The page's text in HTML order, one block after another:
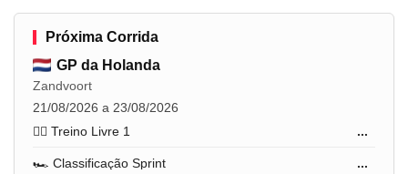
Próxima Corrida
GP da Holanda
Zandvoort
21/08/2026 a 23/08/2026
🏋️‍♂️ Treino Livre 1
...
🏎️ Classificação Sprint ...